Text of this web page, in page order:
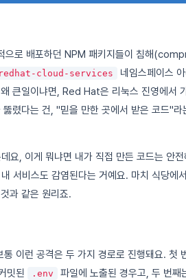
으로 배포하던 NPM 패키지들이 침해
cloud-services
네임스페이스 아
큰일이냐면, Red Hat은 리눅스 진영에서
렸다는 건, "믿을 만한 곳에서 받은 코드"라
, 이게 뭐냐면 내가 직접 만든 코드는 안전
서비스도 감염된다는 거예요. 마치 식당에
과 같은 원리죠.
이런 공격은 두 가지 경로로 진행돼요. 첫
밋된
.env
파일에 노출된 경우고, 두 번째